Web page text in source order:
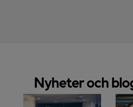
Nyheter och